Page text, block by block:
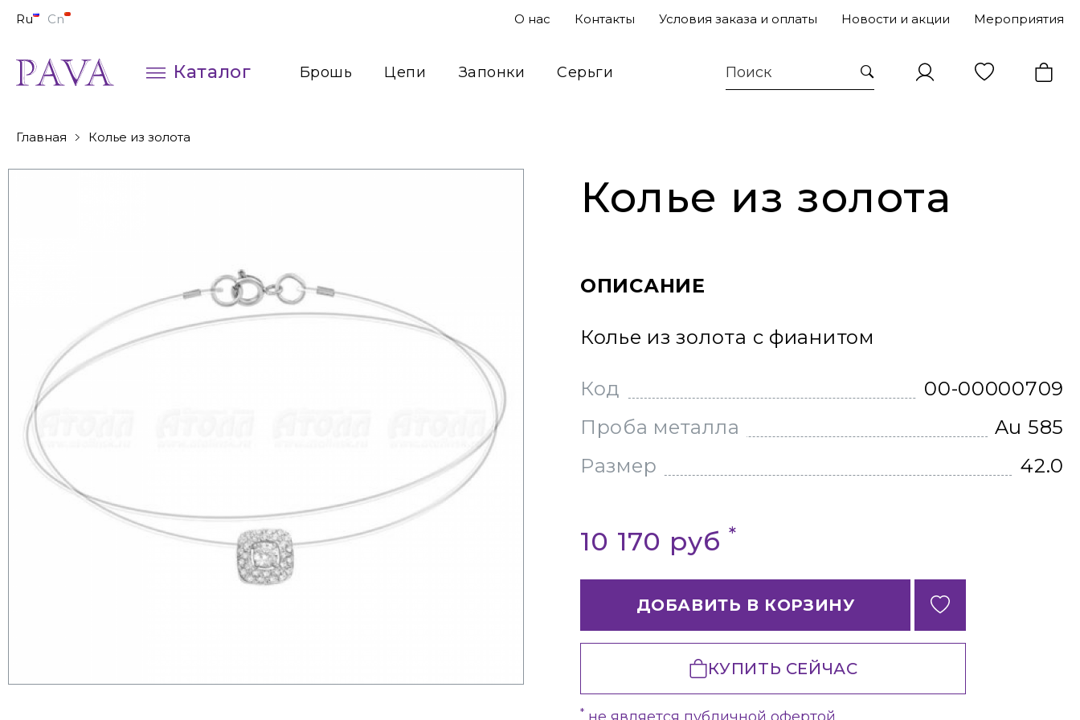
Ru Cn О нас Контакты Условия заказа и оплаты Новости и акции Мероприятия
Каталог Брошь Цепи Запонки
Серьги
Главная Колье из золота
Колье из золота
ОПИСАНИЕ
Колье из золота с фианитом
Код
00-00000709
Проба металла
Au 585
Размер
42.0
10 170 руб *
ДОБАВИТЬ В КОРЗИНУ
КУПИТЬ СЕЙЧАС
*